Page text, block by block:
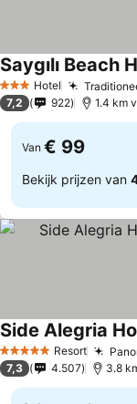
3 SterrenHotel
Saygılı Beach
7,2 922 1.4 km
Van € 99
Bekijk prijzen van
5 Sterren Resort
7,3 4.507 3.8